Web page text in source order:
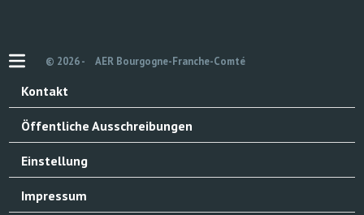
© 2026 - AER Bourgogne-Franche-Comté
Kontakt
Öffentliche Ausschreibungen
Einstellung
Impressum